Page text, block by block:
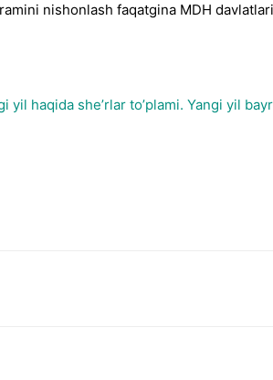
nishonlash faqatgina MDH
yil haqida she’rlar to’plami. Yangi yil